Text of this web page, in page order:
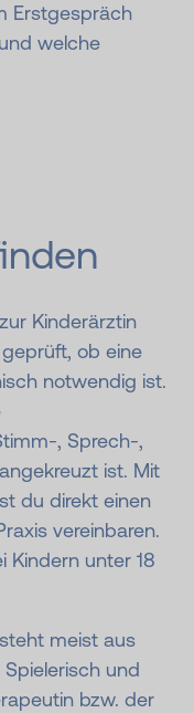
Erstgespräch
welche
Kinderärztin
ob eine
notwendig ist.
, Sprech-,
ist. Mit
du direkt einen
vereinbaren.
Kindern unter 18
meist aus
und
bzw. der